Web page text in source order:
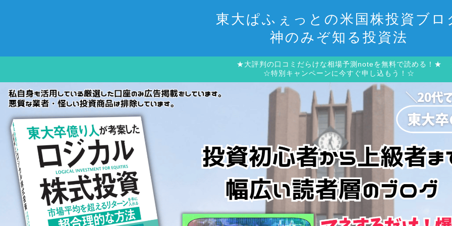
東大ぱふぇっとの米国株投資ブロ
神のみぞ知る投資法
★大評判の口コミだらけな相場予測noteを無料で読める！★
☆特別キャンペーンに今すぐ申し込もう！☆